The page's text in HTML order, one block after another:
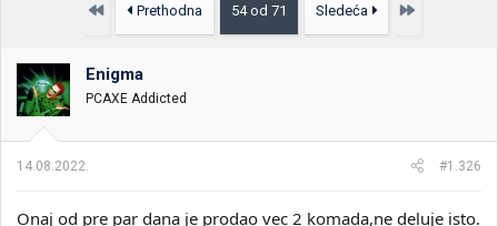
i
k
t
e
m
u
m
o
k
e
j
Prvo Prethodna 54 od 71 Sledeća Poslednja
Enigma
PCAXE Addicted
14.08.2022. #1.326
Onaj od pre par dana je prodao vec 2 komada,ne deluje isto.